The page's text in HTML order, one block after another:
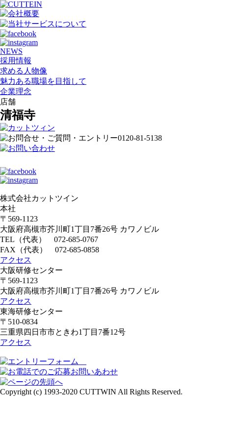
NEWS
採用情報
求める人物像
魅力ある職場を目指して
企業理念
店舗
清福寺
株式会社カットツイン
本社
〒569-1123
大阪府高槻市芥川町1丁目7番26号 カワノビル
TEL（代表） 072-685-0767
FAX（代表） 072-685-0858
アクセス
大阪研修センター
〒569-1123
大阪府高槻市芥川町1丁目7番26号 カワノビル
アクセス
東海研修センター
〒510-0834
三重県四日市市ときわ1丁目7番12号
アクセス
Copyright (c) 1993-2020 CUTTWIN All Rights Reserved.